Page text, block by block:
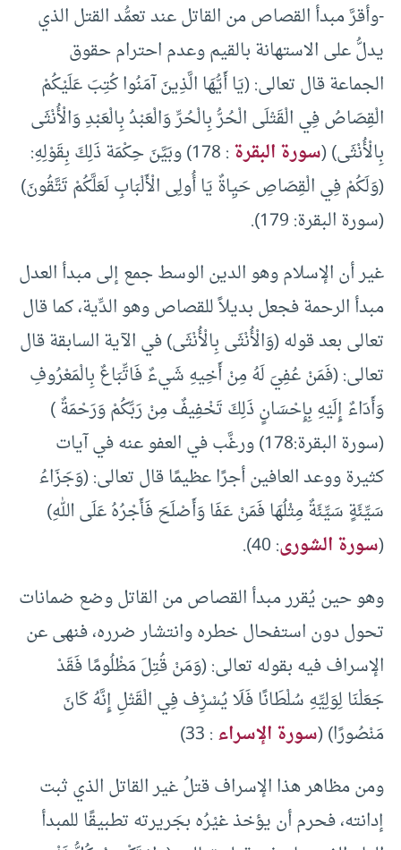
-وأقرَّ مبدأ القصاص من القاتل عند تعمُّد القتل الذي
يدلُّ على الاستهانة بالقيم وعدم احترام حقوق
الجماعة قال تعالى: (يَا أَيُّهَا الَّذِينَ آمَنُوا كُتِبَ عَلَيْكُمْ
الْقِصَاصُ فِي الْقَتْلَى الْحُرُّ بِالْحُرِّ وَالْعَبْدُ بِالْعَبْدِ وَالْأُنْثَى
بِالْأُنْثَى) (سورة البقرة
: 178) وبَيَّنَ حِكْمَة ذَلِكَ بِقَوْلِهِ:
(وَلَكُمْ فِي الْقِصَاصِ حَيِاةٌ يَا أُولِى الْأَلْبَابِ لَعَلَّكُمْ تَتَّقُونَ)
(سورة البقرة: 179).
غير أن الإسلام وهو الدين الوسط جمع إلى مبدأ العدل
مبدأ الرحمة فجعل بديلاً للقصاص وهو الدِّية، كما قال
تعالى بعد قوله (وَالْأُنْثَى بِالْأُنْثَى) في الآية السابقة قال
تعالى: (فَمَنْ عُفِيَ لَهُ مِنْ أَخِيهِ شَيءٌ فَاتِّبَاعٌ بِالْمَعْرُوفِ
وَأَدَاءٌ إِلَيْهِ بِإِحْسَانٍ ذَلِكَ تَخْفِيفٌ مِنْ رَبِّكُمْ وَرَحْمَةٌ )
(سورة البقرة:178) ورغَّب في العفو عنه في آيات
كثيرة ووعد العافين أجرًا عظيمًا قال تعالى: (وَجَزَاءُ
سَيِّئَةٍ سَيِّئَةٌ مِثْلُهَا فَمَنْ عَفَا وَأَصْلَحَ فَأَجْرُهُ عَلَى اللهِ)
(سورة الشورى: 40).
وهو حين يُقرر مبدأ القصاص من القاتل وضع ضمانات
تحول دون استفحال خطره وانتشار ضرره، فنهى عن
الإسراف فيه بقوله تعالى: (وَمَنْ قُتِلَ مَظْلُومًا فَقَدْ
جَعَلْنَا لِوَلِيِّهِ سُلْطَانًا فَلَا يُسْرِْف فِي الْقَتْلِ إِنَّهُ كَانَ
مَنْصُورًا) (سورة الإسراء: 33)
ومن مظاهر هذا الإسراف قتلُ غير القاتل الذي ثبت
إدانته، فحرم أن يؤخذ غيْرُه بجَريرته تطبيقًا للمبدأ